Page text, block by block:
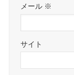
メール ※
サイト